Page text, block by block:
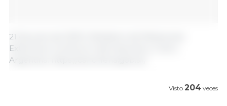
21 de junio de 2023 | Ministerio de Relaciones
Exteriores, Comercio Internacional y Culto |
Argentina. https://cancilleria.gob.ar/
Visto 204 veces